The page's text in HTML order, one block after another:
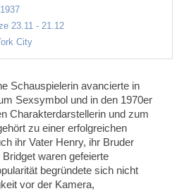
23.11 - 21.12
City
Schauspielerin avancierte in
Sexsymbol und in den 1970er
Charakterdarstellerin und zum
zu einer erfolgreichen
ihr Vater Henry, ihr Bruder
waren gefeierte
begründete sich nicht
vor der Kamera,